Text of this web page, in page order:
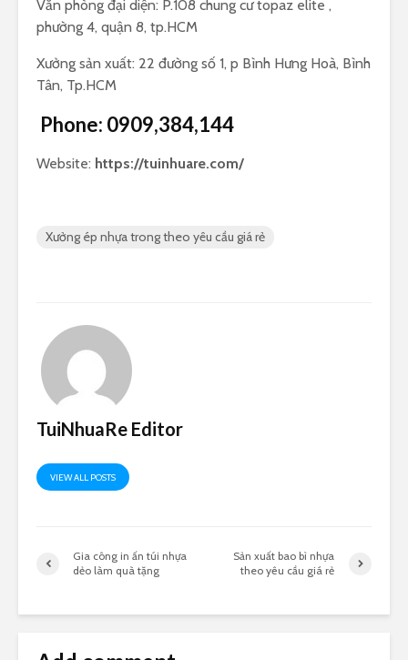
Văn phòng đại diện: P.108 chung cư topaz elite ,
phường 4, quận 8, tp.HCM
Xưởng sản xuất: 22 đường số 1, p Bình Hưng Hoà, Bình
Tân, Tp.HCM
Phone: 0909,384,144
Website: https://tuinhuare.com/
Xưởng ép nhựa trong theo yêu cầu giá rẻ
TuiNhuaRe Editor
VIEW ALL POSTS
Gia công in ấn túi nhựa
dẻo làm quà tặng
Sản xuất bao bì nhựa
theo yêu cầu giá rẻ